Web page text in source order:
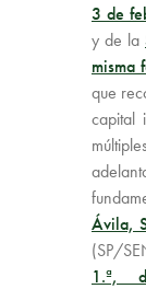
3 de
y de la
misma
que
capital
Ávila,
(SP/
1.ª,